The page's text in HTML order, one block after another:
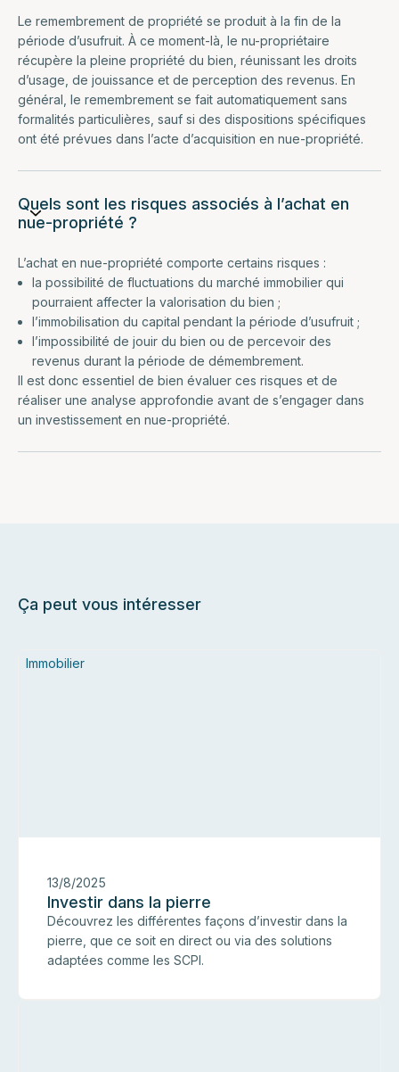
Le remembrement de propriété se produit à la fin de la
période d’usufruit. À ce moment-là, le nu-propriétaire
récupère la pleine propriété du bien, réunissant les droits
d’usage, de jouissance et de perception des revenus. En
général, le remembrement se fait automatiquement sans
formalités particulières, sauf si des dispositions spécifiques
ont été prévues dans l’acte d’acquisition en nue-propriété.
Quels sont les risques associés à l’achat en
nue-propriété ?
L’achat en nue-propriété comporte certains risques :
la possibilité de fluctuations du marché immobilier qui
pourraient affecter la valorisation du bien ;
l’immobilisation du capital pendant la période d’usufruit ;
l’impossibilité de jouir du bien ou de percevoir des
revenus durant la période de démembrement.
Il est donc essentiel de bien évaluer ces risques et de
réaliser une analyse approfondie avant de s’engager dans
un investissement en nue-propriété.
Ça peut vous intéresser
Immobilier
13/8/2025
Investir dans la pierre
Découvrez les différentes façons d’investir dans la
pierre, que ce soit en direct ou via des solutions
adaptées comme les SCPI.